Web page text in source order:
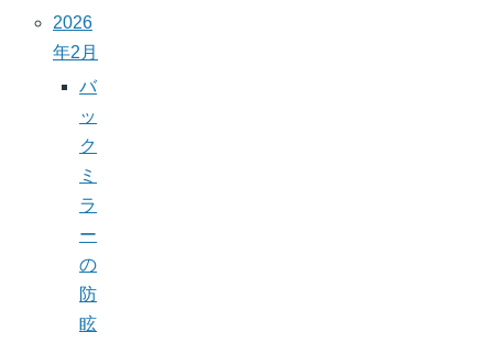
2026
年2月
バ
ッ
ク
ミ
ラ
ー
の
防
眩